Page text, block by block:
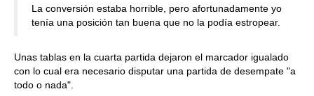
La conversión estaba horrible, pero afortunadamente yo
tenía una posición tan buena que no la podía estropear.
Unas tablas en la cuarta partida dejaron el marcador igualado
con lo cual era necesario disputar una partida de desempate "a
todo o nada".